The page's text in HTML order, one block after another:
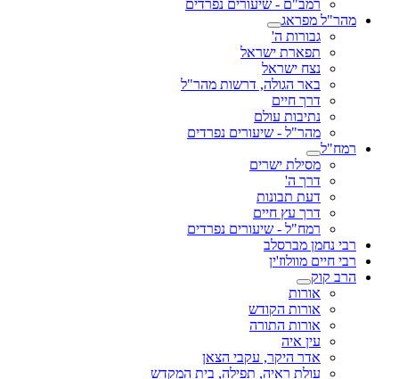
רמב"ם - שיעורים נפרדים
מהר"ל מפראג
גבורות ה'
תפארת ישראל
נצח ישראל
באר הגולה, דרשות מהר"ל
דרך חיים
נתיבות עולם
מהר"ל - שיעורים נפרדים
רמח"ל
מסילת ישרים
דרך ה'
דעת תבונות
דרך עץ חיים
רמח"ל - שיעורים נפרדים
רבי נחמן מברסלב
רבי חיים מוולוז'ין
הרב קוק
אורות
אורות הקודש
אורות התורה
עין איה
אדר היקר, עקבי הצאן
עולת ראיה, תפילה, בית המקדש